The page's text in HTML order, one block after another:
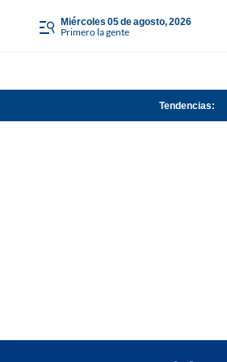
miércoles 05 de agosto, 2026
Primero la gente
Tendencias: